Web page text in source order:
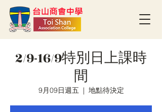
2/9-16/9特別日上課時
間
9月09日週五
  |
地點待決定